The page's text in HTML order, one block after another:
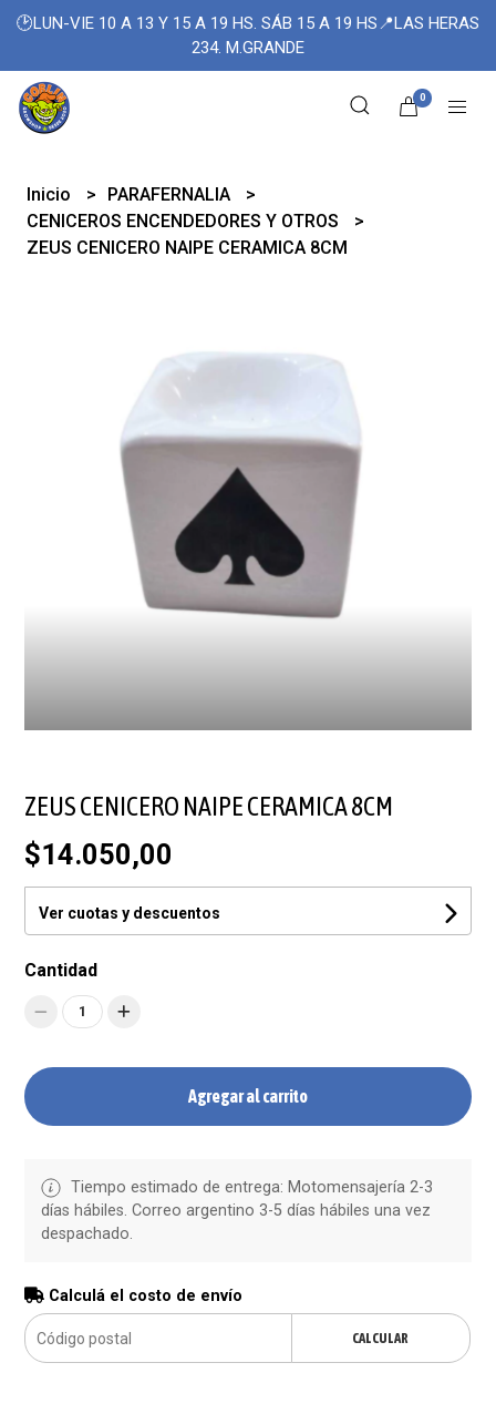
🕑LUN-VIE 10 A 13 Y 15 A 19 HS. SÁB 15 A 19 HS📍LAS HERAS
234. M.GRANDE
0
Inicio
PARAFERNALIA
CENICEROS ENCENDEDORES Y OTROS
ZEUS CENICERO NAIPE CERAMICA 8CM
ZEUS CENICERO NAIPE CERAMICA 8CM
$14.050,00
Ver cuotas y descuentos
Cantidad
1
Agregar al carrito
Tiempo estimado de entrega: Motomensajería 2-3
días hábiles. Correo argentino 3-5 días hábiles una vez
despachado.
Calculá el costo de envío
CALCULAR